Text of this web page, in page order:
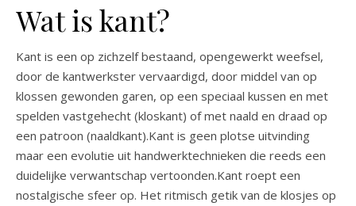
Wat is kant?
Kant is een op zichzelf bestaand, opengewerkt weefsel,
door de kantwerkster vervaardigd, door middel van op
klossen gewonden garen, op een speciaal kussen en met
spelden vastgehecht (kloskant) of met naald en draad op
een patroon (naaldkant).Kant is geen plotse uitvinding
maar een evolutie uit handwerktechnieken die reeds een
duidelijke verwantschap vertoonden.Kant roept een
nostalgische sfeer op. Het ritmisch getik van de klosjes op